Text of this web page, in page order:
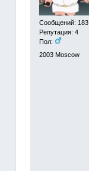
Сообщений: 183
Репутация: 4
Пол:
2003 Moscow